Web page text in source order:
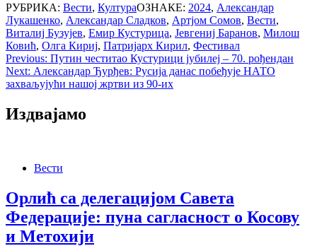
РУБРИКА: Вести, КултураОЗНАКЕ: 2024, Александар
Лукашенко, Александар Сладков, Артјом Сомов, Вести,
Виталиј Бузујев, Емир Кустурица, Јевгениј Баранов, Милош
Ковић, Олга Кириј, Патријарх Кирил, Фестивал
Post
navigation
Previous: Путин честитао Кустурици јубилеј – 70. рођендан
Next: Александар Ђурђев: Русија данас побеђује НАТО
захваљујући нашој жртви из 90-их
Издвајамо
Вести
Орлић са делегацијом Савета
Федерације: пуна сагласност о Косову
и Метохији